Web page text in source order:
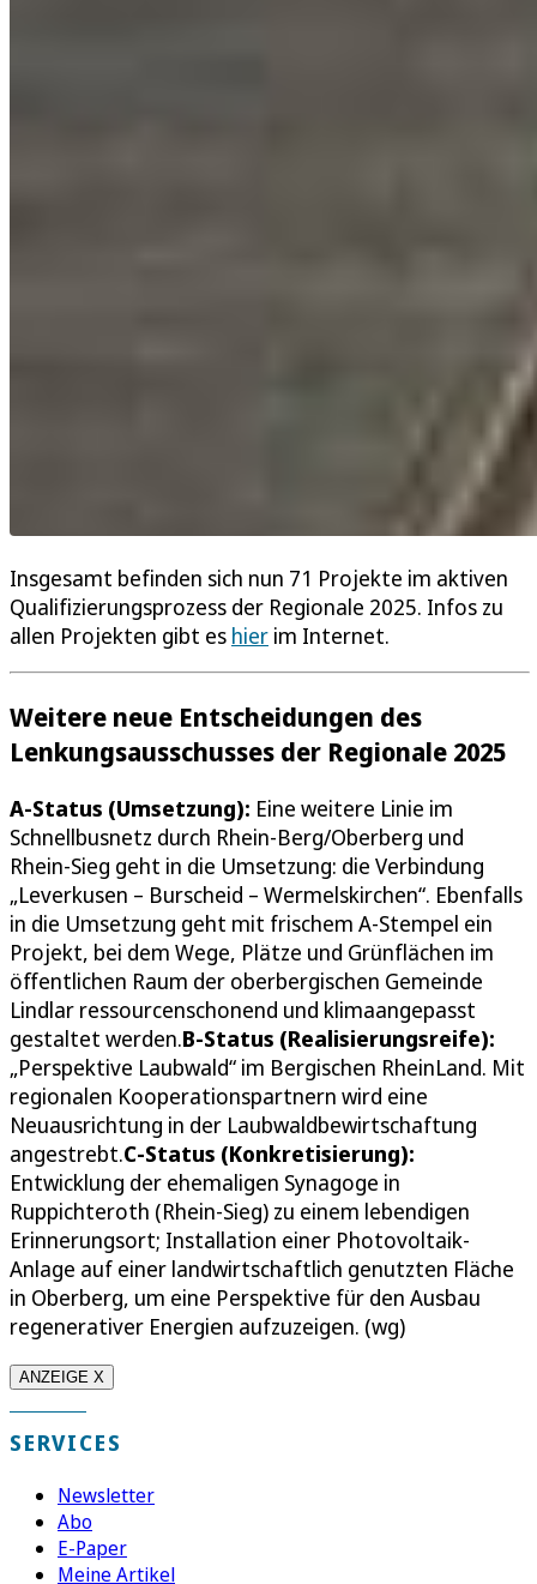
Insgesamt befinden sich nun 71 Projekte im aktiven
Qualifizierungsprozess der Regionale 2025. Infos zu
allen Projekten gibt es hier im Internet.
Weitere neue Entscheidungen des
Lenkungsausschusses der Regionale 2025
A-Status (Umsetzung): Eine weitere Linie im
Schnellbusnetz durch Rhein-Berg/Oberberg und
Rhein-Sieg geht in die Umsetzung: die Verbindung
„Leverkusen – Burscheid – Wermelskirchen“. Ebenfalls
in die Umsetzung geht mit frischem A-Stempel ein
Projekt, bei dem Wege, Plätze und Grünflächen im
öffentlichen Raum der oberbergischen Gemeinde
Lindlar ressourcenschonend und klimaangepasst
gestaltet werden.B-Status (Realisierungsreife):
„Perspektive Laubwald“ im Bergischen RheinLand. Mit
regionalen Kooperationspartnern wird eine
Neuausrichtung in der Laubwaldbewirtschaftung
angestrebt.C-Status (Konkretisierung):
Entwicklung der ehemaligen Synagoge in
Ruppichteroth (Rhein-Sieg) zu einem lebendigen
Erinnerungsort; Installation einer Photovoltaik-
Anlage auf einer landwirtschaftlich genutzten Fläche
in Oberberg, um eine Perspektive für den Ausbau
regenerativer Energien aufzuzeigen. (wg)
ANZEIGE X
SERVICES
Newsletter
Abo
E-Paper
Meine Artikel